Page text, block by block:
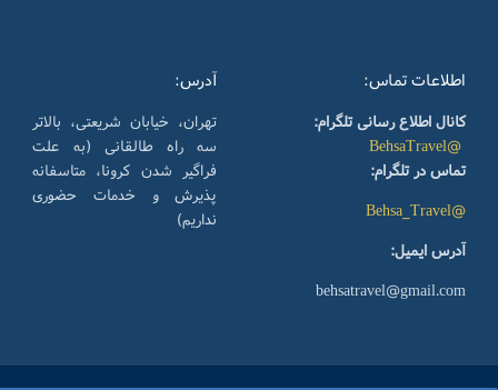
آدرس:
تهران، خیابان شریعتی، بالاتر
سه راه طالقانی (به علت
فراگیر شدن کرونا، متاسفانه
پذیرش و خدمات حضوری
نداریم)
اطلاعات تماس:
کانال اطلاع رسانی تلگرام:
@BehsaTravel
تماس در تلگرام:
@Behsa_Travel
آدرس ایمیل:
behsatravel@gmail.com